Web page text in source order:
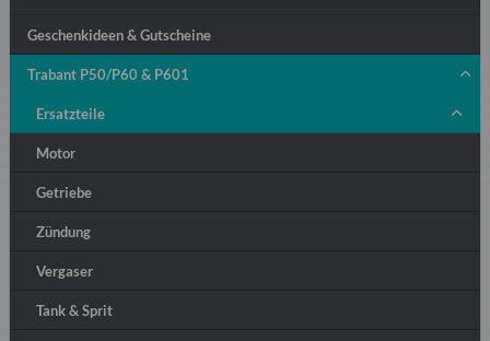
Geschenkideen & Gutscheine
Trabant P50/P60 & P601
Ersatzteile
Motor
Getriebe
Zündung
Vergaser
Tank & Sprit